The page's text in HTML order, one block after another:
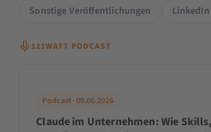
Sonstige Veröffentlichungen
121WATT PODCAST
Podcast · 09.06.2026
Claude im Unternehmen: Wie